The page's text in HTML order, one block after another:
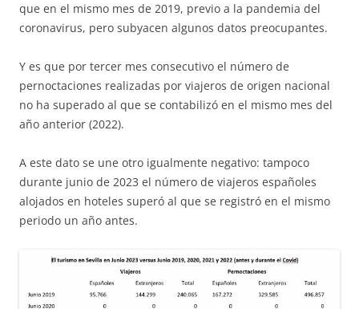
que en el mismo mes de 2019, previo a la pandemia del
coronavirus, pero subyacen algunos datos preocupantes.
Y es que por tercer mes consecutivo el número de
pernoctaciones realizadas por viajeros de origen nacional
no ha superado al que se contabilizó en el mismo mes del
año anterior (2022).
A este dato se une otro igualmente negativo: tampoco
durante junio de 2023 el número de viajeros españoles
alojados en hoteles superó al que se registró en el mismo
periodo un año antes.